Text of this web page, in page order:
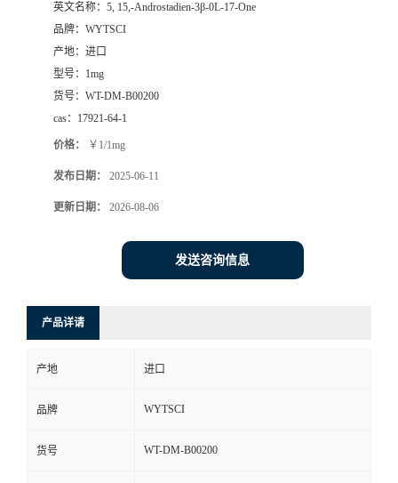
英文名称： 5, 15,-Androstadien-3β-0L-17-One
品牌： WYTSCI
产地： 进口
型号： 1mg
货号： WT-DM-B00200
cas： 17921-64-1
价格： ￥1/1mg
发布日期： 2025-06-11
更新日期： 2026-08-06
发送咨询信息
产品详请
产地 进口
品牌 WYTSCI
货号 WT-DM-B00200